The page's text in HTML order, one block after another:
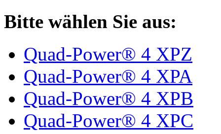
Bitte wählen Sie aus:
Quad-Power® 4 XPZ
Quad-Power® 4 XPA
Quad-Power® 4 XPB
Quad-Power® 4 XPC